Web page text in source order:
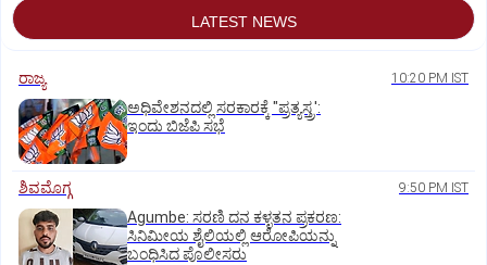
LATEST NEWS
ರಾಜ್ಯ 10:20 PM IST
ಅಧಿವೇಶನದಲ್ಲಿ ಸರಕಾರಕ್ಕೆ "ಪ್ರತ್ಯಸ್ತ್ರ':
ಇಂದು ಬಿಜೆಪಿ ಸಭೆ
ಶಿವಮೊಗ್ಗ 9:50 PM IST
Agumbe: ಸರಣಿ ದನ ಕಳ್ಳತನ ಪ್ರಕರಣ:
ಸಿನಿಮೀಯ ಶೈಲಿಯಲ್ಲಿ ಆರೋಪಿಯನ್ನು
ಬಂಧಿಸಿದ ಪೊಲೀಸರು